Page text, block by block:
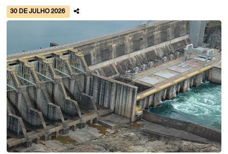
30 DE JULHO 2026